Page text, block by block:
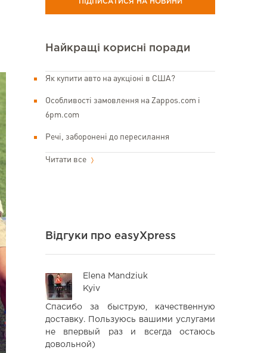
ПІДПИСАТИСЯ НА НОВИНИ
Найкращі корисні поради
Як купити авто на аукціоні в США?
Особливості замовлення на Zappos.com і
6pm.com
Речі, заборонені до пересилання
Читати все
Відгуки про easyXpress
и супер
с
Elena Mandziuk
Kyiv
Спасибо за быструю, качественную
доставку. Пользуюсь вашими услугами
не впервый раз и всегда остаюсь
довольной)